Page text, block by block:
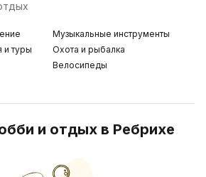
и туры
Музыкальные инструменты
Охота и рыбалка
Велосипеды
и отдых в Ребрихе